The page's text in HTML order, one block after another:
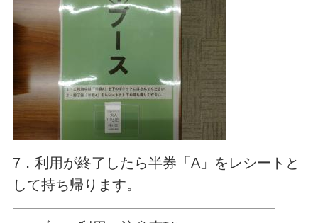
7．利用が終了したら半券「A」をレシートと
して持ち帰ります。